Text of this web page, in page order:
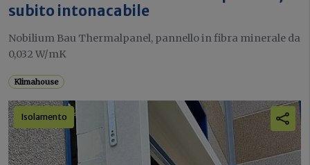
subito intonacabile
Nobilium Bau Thermalpanel, pannello in fibra minerale da
0,032 W/mK
Klimahouse
Isolamento